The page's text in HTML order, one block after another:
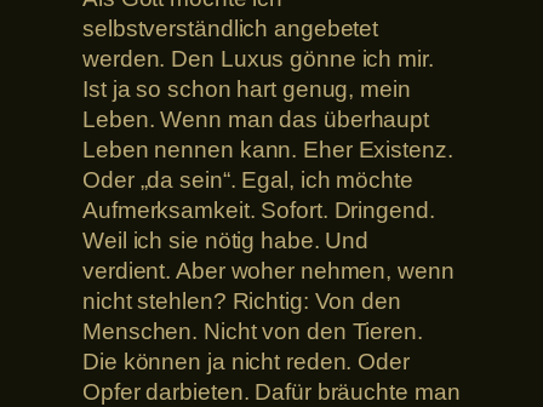
selbstverständlich angebetet
werden. Den Luxus gönne ich mir.
Ist ja so schon hart genug, mein
Leben. Wenn man das überhaupt
Leben nennen kann. Eher Existenz.
Oder „da sein“. Egal, ich möchte
Aufmerksamkeit. Sofort. Dringend.
Weil ich sie nötig habe. Und
verdient. Aber woher nehmen, wenn
nicht stehlen? Richtig: Von den
Menschen. Nicht von den Tieren.
Die können ja nicht reden. Oder
Opfer darbieten. Dafür bräuchte man